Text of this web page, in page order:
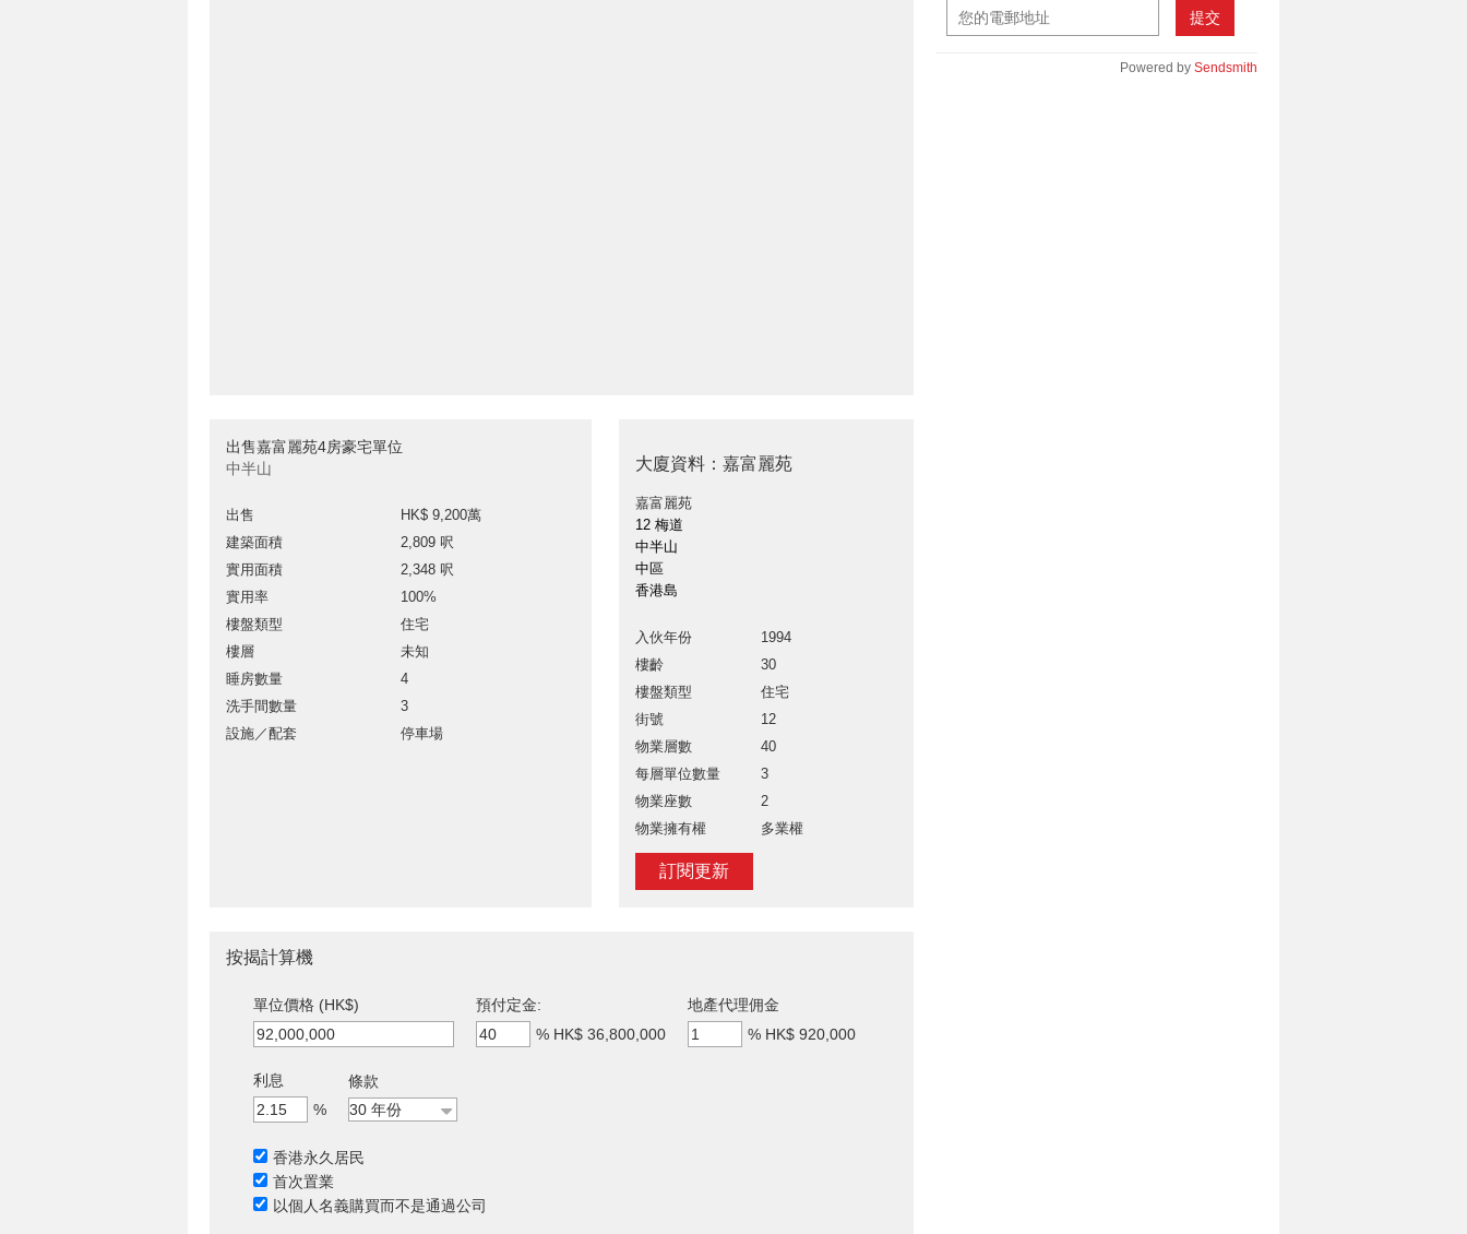
出售嘉富麗苑4房豪宅單位
中半山
出售
HK$ 9,200萬
建築面積
2,809 呎
實用面積
2,348 呎
實用率
100%
樓盤類型
住宅
樓層
未知
睡房數量
4
洗手間數量
3
設施／配套
停車場
大廈資料：嘉富麗苑
嘉富麗苑
12 梅道
中半山
中區
香港島
入伙年份
1994
樓齡
30
樓盤類型
住宅
街號
12
物業層數
40
每層單位數量
3
物業座數
2
物業擁有權
多業權
訂閱更新
提交
Powered by Sendsmith
按揭計算機
單位價格 (HK$)
預付定金:
% HK$ 36,800,000
地產代理佣金
% HK$ 920,000
利息
%
條款
香港永久居民
首次置業
以個人名義購買而不是通過公司